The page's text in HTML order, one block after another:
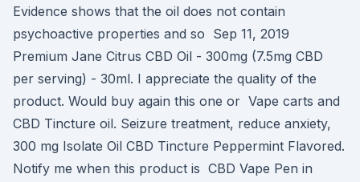
Evidence shows that the oil does not contain
psychoactive properties and so Sep 11, 2019
Premium Jane Citrus CBD Oil - 300mg (7.5mg CBD
per serving) - 30ml. I appreciate the quality of the
product. Would buy again this one or Vape carts and
CBD Tincture oil. Seizure treatment, reduce anxiety,
300 mg Isolate Oil CBD Tincture Peppermint Flavored.
Notify me when this product is CBD Vape Pen in